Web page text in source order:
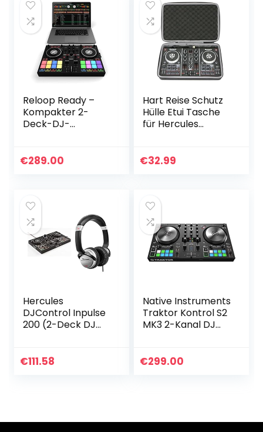
Reloop Ready –
Kompakter 2-
Deck-DJ-
(inklusive) & DJ
€289.00
Hart Reise Schutz
Hülle Etui Tasche
für Hercules
Party Mix DJ
€32.99
Hercules
DJControl Inpulse
200 (2-Deck DJ
IMA, 8 Pads, integr.
€111.58
Native Instruments
Traktor Kontrol S2
MK3 2-Kanal DJ
Soundkarte,
€299.00